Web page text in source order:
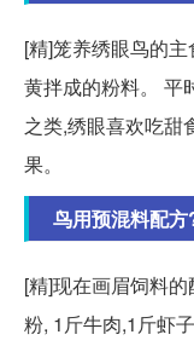
[精]笼养绣眼鸟的
黄拌成的粉料。 平
之类,绣眼喜欢吃甜
果。
鸟用预混料配方
[精]现在画眉饲料
粉, 1斤牛肉,1斤虾